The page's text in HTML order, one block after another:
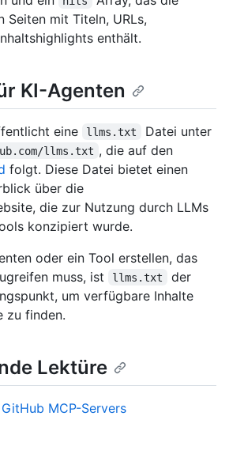
Seiten mit Titeln, URLs,
enthält.
KI-Agenten
eine llms.txt Datei unter
llms.txt , die auf den
folgt. Diese Datei bietet einen
über die
die zur Nutzung durch LLMs
konzipiert wurde.
oder ein Tool erstellen, das
muss, ist
llms.txt
der
um verfügbare Inhalte
zu finden.
Lektüre
MCP-Servers